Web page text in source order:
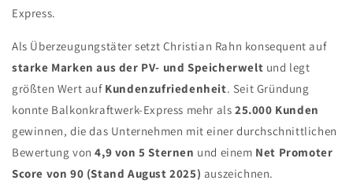
Express.
Als Überzeugungstäter setzt Christian Rahn konsequent auf
starke Marken aus der PV- und Speicherwelt und legt
größten Wert auf Kundenzufriedenheit. Seit Gründung
konnte Balkonkraftwerk-Express mehr als25.000 Kunden
gewinnen, die das Unternehmen mit einer durchschnittlichen
Bewertung von4,9 von 5 Sternen und einem Net Promoter
Score von 90 (Stand August 2025) auszeichnen.